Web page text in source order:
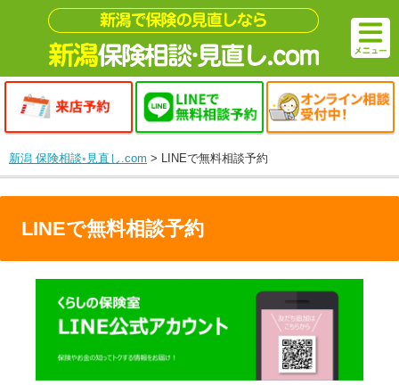
新潟 保険相談◦見直し.com > LINEで無料相談予約
LINEで無料相談予約